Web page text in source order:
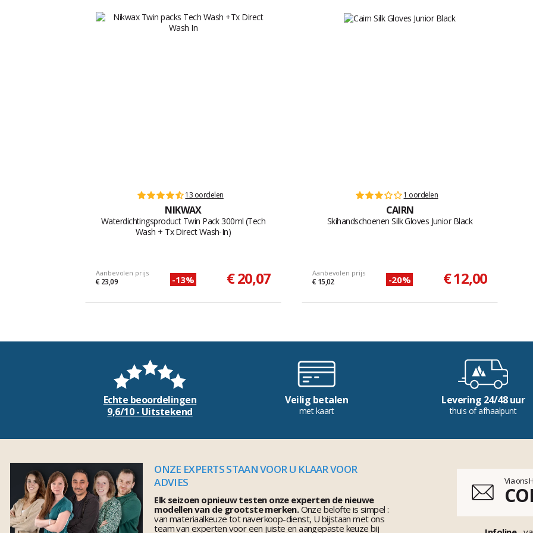
13 oordelen
NIKWAX
Waterdichtingsproduct Twin Pack 300ml (Tech
Wash + Tx Direct Wash-In)
Aanbevolen prijs
€ 23,09 -13% € 20,07
1 oordelen
CAIRN
Skihandschoenen Silk Gloves Junior Black
Aanbevolen prijs
€ 15,02 -20% € 12,00
Echte beoordelingen
9,6/10 - Uitstekend
Veilig betalen
met kaart
Levering 24/48 uur
thuis of afhaalpunt
ONZE EXPERTS STAAN VOOR U KLAAR VOOR
ADVIES
Elk seizoen opnieuw testen onze experten de nieuwe
modellen van de grootste merken.Onze belofte is simpel :
van materiaalkeuze tot naverkoop-dienst, U bijstaan met ons
team van experten voor een juiste en aangepaste keuze bij
Via ons